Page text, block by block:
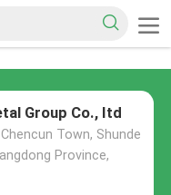
Group Co., Itd
Town, Shunde
Province,